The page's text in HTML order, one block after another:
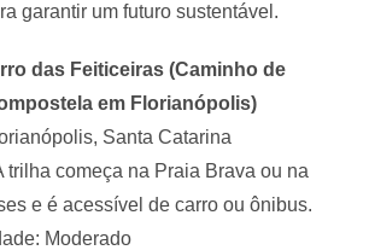
garantir um futuro sustentável.
das Feiticeiras (Caminho de
em Florianópolis)
Santa Catarina
trilha começa na Praia Brava ou na
e é acessível de carro ou ônibus.
Moderado